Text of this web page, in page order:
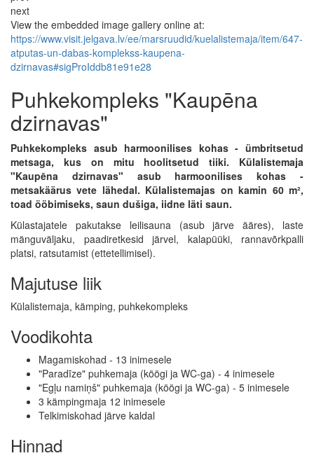
next
View the embedded image gallery online at:
https://www.visit.jelgava.lv/ee/marsruudid/kuelalistemaja/item/647-
atputas-un-dabas-komplekss-kaupena-
dzirnavas#sigProIddb81e91e28
Puhkekompleks "Kaupēna
dzirnavas"
Puhkekompleks asub harmoonilises kohas - ümbritsetud
metsaga, kus on mitu hoolitsetud tiiki. Külalistemaja
"Kaupēna dzirnavas" asub harmoonilises kohas -
metsakäärus vete lähedal. Külalistemajas on kamin 60 m²,
toad ööbimiseks, saun dušiga, iidne läti saun.
Külastajatele pakutakse leilisauna (asub järve ääres), laste
mänguväljaku, paadiretkesid järvel, kalapüüki, rannavõrkpalli
platsi, ratsutamist (ettetellimisel).
Majutuse liik
Külalistemaja, kämping, puhkekompleks
Voodikohta
Magamiskohad - 13 inimesele
"Paradīze" puhkemaja (köögi ja WC-ga) - 4 inimesele
"Egļu namiņš" puhkemaja (köögi ja WC-ga) - 5 inimesele
3 kämpingmaja 12 inimesele
Telkimiskohad järve kaldal
Hinnad